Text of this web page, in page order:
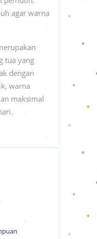
agar warna
tua yang
dengan
warna
maksimal